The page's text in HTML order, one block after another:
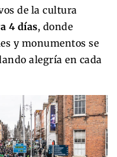
de la cultura
4 días, donde
y monumentos se
alegría en cada